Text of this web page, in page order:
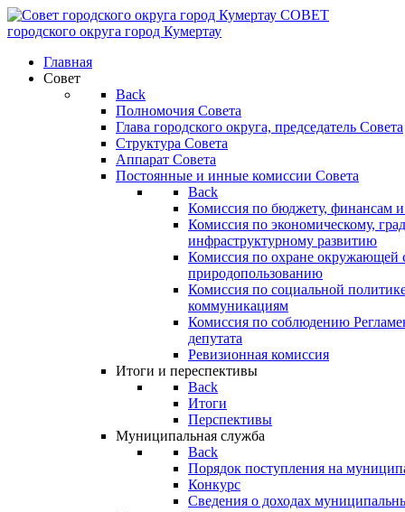
СОВЕТ
городского округа город Кумертау
Главная
Совет
Back
Полномочия Совета
Глава городского округа, председатель Совета
Структура Совета
Аппарат Совета
Постоянные и инные комиссии Совета
Back
Комиссия по бюджету, финансам и
Комиссия по экономическому,
инфраструктурному развитию
Комиссия по охране окружающей
природопользованию
Комиссия по социальной
коммуникациям
Комиссия по соблюдению
депутата
Ревизионная комиссия
Итоги и переспективы
Back
Итоги
Перспективы
Муниципальная служба
Back
Порядок поступления на
Конкурс
Сведения о доходах